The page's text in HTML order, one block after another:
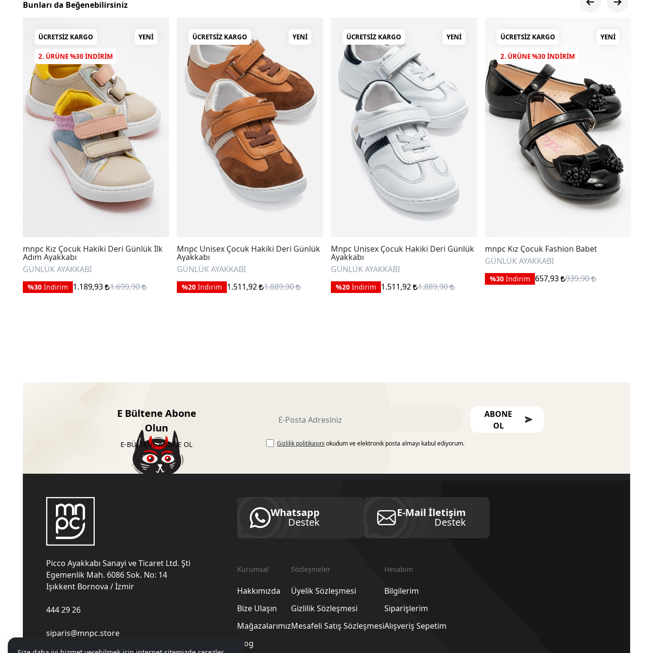
Bunları da Beğenebilirsiniz
ÜCRETSIZ KARGO YENI
2. ÜRÜNE %30 INDIRIM
mnpc Kız Çocuk Hakiki Deri Günlük İlk
Adım Ayakkabı
GÜNLÜK AYAKKABI
%30 İndirim 1.189,93 1.699,90
ÜCRETSIZ KARGO YENI
Mnpc Unisex Çocuk Hakiki Deri Günlük
Ayakkabı
GÜNLÜK AYAKKABI
%20 İndirim 1.511,92 1.889,90
ÜCRETSIZ KARGO YENI
Mnpc Unisex Çocuk Hakiki Deri Günlük
Ayakkabı
GÜNLÜK AYAKKABI
%20 İndirim 1.511,92 1.889,90
ÜCRETSIZ KARGO YENI
2. ÜRÜNE %30 INDIRIM
mnpc Kız Çocuk Fashion Babet
GÜNLÜK AYAKKABI
%30 İndirim 657,93 939,90
E Bültene Abone
Olun
E-BÜLTENE ABONE OL
ABONE
OL
Gizlilik politikasını okudum ve elektronik posta almayı kabul ediyorum.
Picco Ayakkabı Sanayi ve Ticaret Ltd. Şti
Egemenlik Mah. 6086 Sok. No: 14
Işıkkent Bornova / İzmir
444 29 26
siparis@mnpc.store
Whatsapp
Destek
E-Mail İletişim
Destek
Kurumsal
Hakkımızda
Bize Ulaşın
Mağazalarımız
Blog
Sözleşmeler
Üyelik Sözleşmesi
Gizlilik Sözleşmesi
Mesafeli Satış Sözleşmesi
Hesabım
Bilgilerim
Siparişlerim
Alışveriş Sepetim